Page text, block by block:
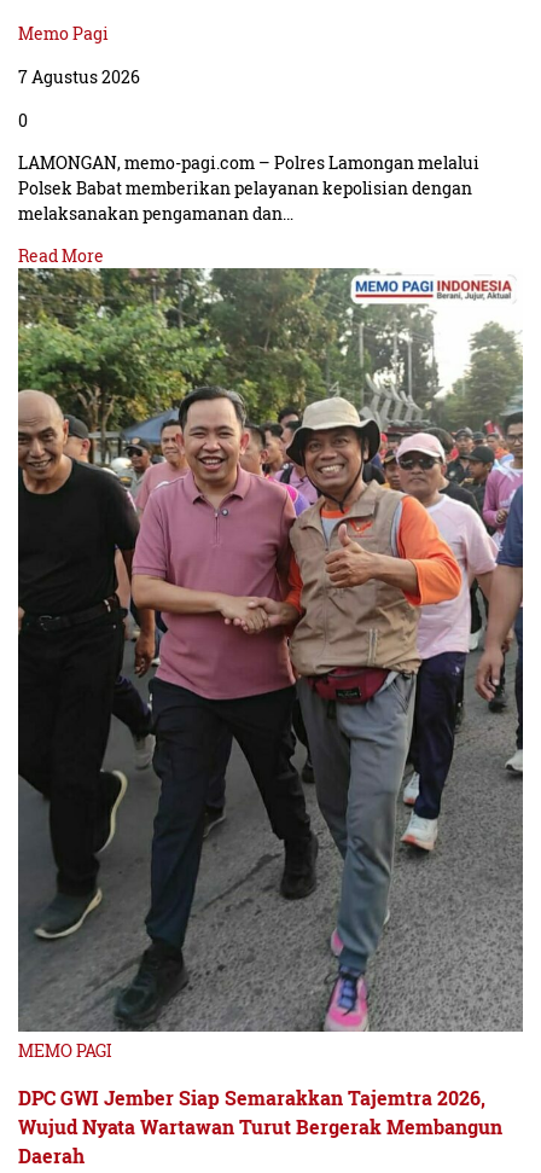
Memo Pagi
7 Agustus 2026
0
LAMONGAN, memo-pagi.com – Polres Lamongan melalui
Polsek Babat memberikan pelayanan kepolisian dengan
melaksanakan pengamanan dan…
Read More
MEMO PAGI
DPC GWI Jember Siap Semarakkan Tajemtra 2026,
Wujud Nyata Wartawan Turut Bergerak Membangun
Daerah